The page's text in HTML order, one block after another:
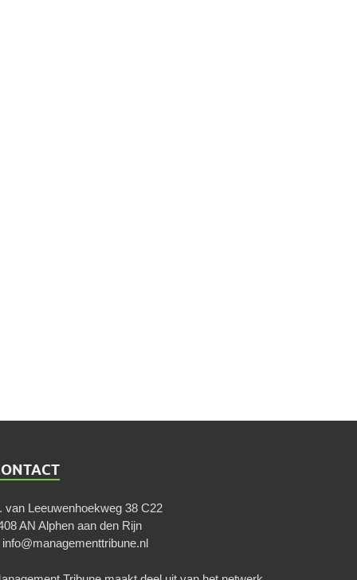
van Leeuwenhoekweg 38 C22
AN Alphen aan den Rijn
info@managementtribune.nl